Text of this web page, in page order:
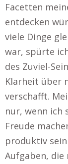
Facetten
entdecken
viele Dinge
war, spürte
des Zuviel-
Klarheit über
verschafft.
nur, wenn ich
Freude
produktiv
Aufgaben, die